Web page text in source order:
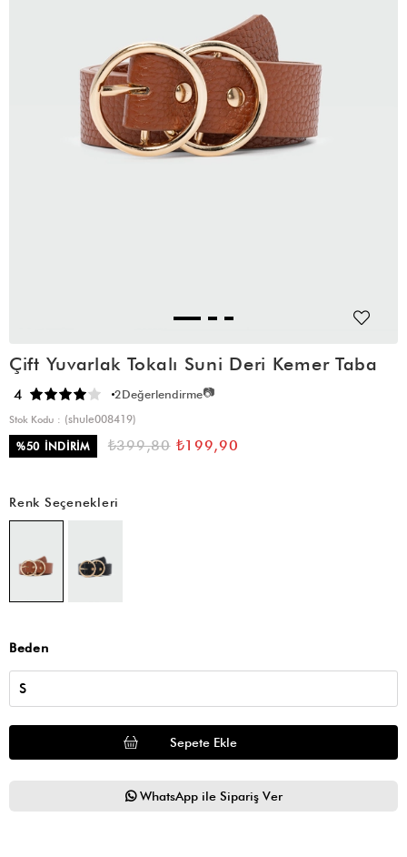
Çift Yuvarlak Tokalı Suni Deri Kemer Taba
4 2Değerlendirme📷
Stok Kodu
(shule008419)
%50 İNDIRIM ₺399,80 ₺199,90
Renk Seçenekleri
Beden
WhatsApp ile Sipariş Ver